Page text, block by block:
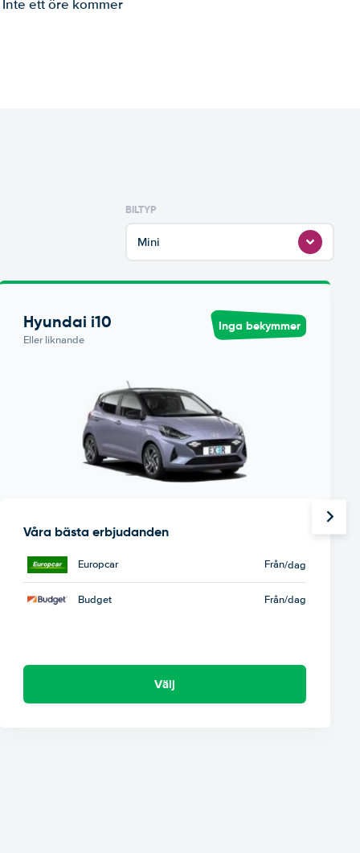
ett öre kommer
BILTYP
Mini
Hyundai i10
Eller liknande
Inga bekymmer
Våra bästa erbjudanden
Europcar Från/dag
Budget Från/dag
Välj